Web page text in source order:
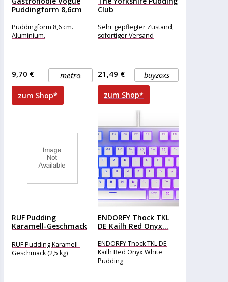
Puddingform 8,6cm
Puddingform 8,6 cm.
Aluminium.
metro
9,70 €
zum Shop*
Club
Sehr gepflegter Zustand,
sofortiger Versand
buyzoxs
21,49 €
zum Shop*
RUF Pudding
Karamell-Geschmack
RUF Pudding Karamell-
Geschmack (2,5 kg)
ENDORFY Thock TKL
DE Kailh Red Onyx...
ENDORFY Thock TKL DE
Kailh Red Onyx White
Pudding